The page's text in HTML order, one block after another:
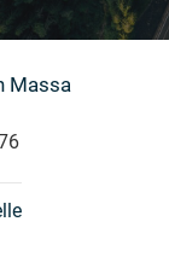
Massa